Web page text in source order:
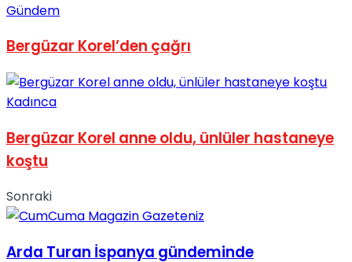
No Result
View All Result
Gündem
Bergüzar Korel’den çağrı
Kadınca
Bergüzar Korel anne oldu, ünlüler hastaneye
koştu
Sonraki
Arda Turan İspanya gündeminde